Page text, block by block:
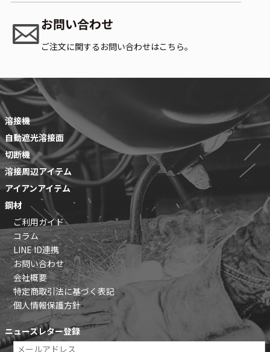
お問い合わせ
ご注文に関するお問い合わせはこちら。
溶接機
自動遮光溶接面
切断機
溶接周辺アイテム
アイアンアイテム
鋼材
ご利用ガイド
コラム
LINE ID連携
お問い合わせ
会社概要
特定商取引法に基づく表記
個人情報保護方針
ニュースレター登録